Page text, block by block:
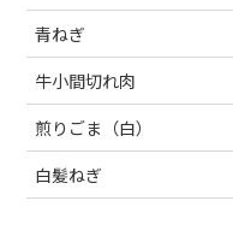
青ねぎ
牛小間切れ肉
煎りごま（白）
白髪ねぎ